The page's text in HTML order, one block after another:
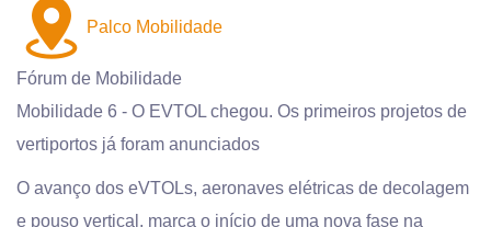
Palco Mobilidade
Fórum de Mobilidade
Mobilidade 6 - O EVTOL chegou. Os primeiros projetos de
vertiportos já foram anunciados
O avanço dos eVTOLs, aeronaves elétricas de decolagem
e pouso vertical, marca o início de uma nova fase na